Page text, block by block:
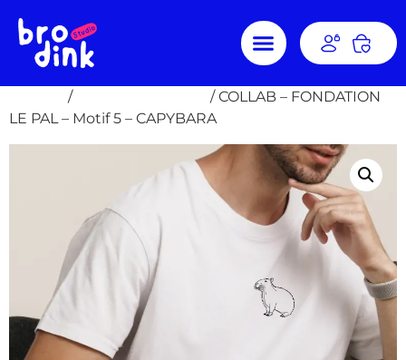
/
/ COLLAB – FONDATION
LE PAL – Motif 5 – CAPYBARA